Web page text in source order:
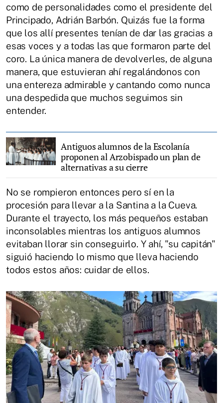
como de personalidades como el presidente del
Principado, Adrián Barbón. Quizás fue la forma
que los allí presentes tenían de dar las gracias a
esas voces y a todas las que formaron parte del
coro. La única manera de devolverles, de alguna
manera, que estuvieran ahí regalándonos con
una entereza admirable y cantando como nunca
una despedida que muchos seguimos sin
entender.
Antiguos alumnos de la Escolanía
proponen al Arzobispado un plan de
alternativas a su cierre
No se rompieron entonces pero sí en la
procesión para llevar a la Santina a la Cueva.
Durante el trayecto, los más pequeños estaban
inconsolables mientras los antiguos alumnos
evitaban llorar sin conseguirlo. Y ahí, "su capitán"
siguió haciendo lo mismo que lleva haciendo
todos estos años: cuidar de ellos.